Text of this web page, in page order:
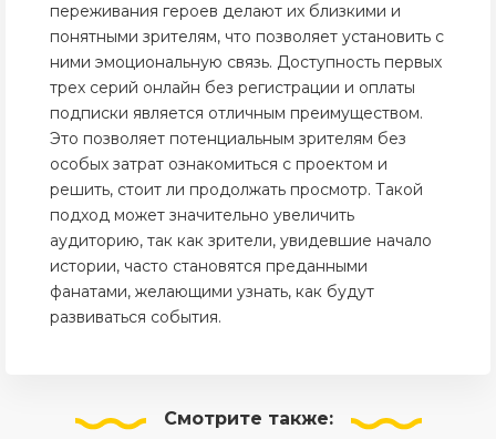
переживания героев делают их близкими и
понятными зрителям, что позволяет установить с
ними эмоциональную связь. Доступность первых
трех серий онлайн без регистрации и оплаты
подписки является отличным преимуществом.
Это позволяет потенциальным зрителям без
особых затрат ознакомиться с проектом и
решить, стоит ли продолжать просмотр. Такой
подход может значительно увеличить
аудиторию, так как зрители, увидевшие начало
истории, часто становятся преданными
фанатами, желающими узнать, как будут
развиваться события.
Смотрите также: